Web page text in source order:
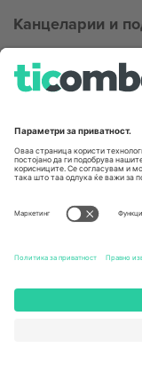
Канцеларии и
Germany
Unter den Linden 24,
United States
131 Continental Dr,
Newark, Delaware
States
Bulgaria
Regus Sofia City West,